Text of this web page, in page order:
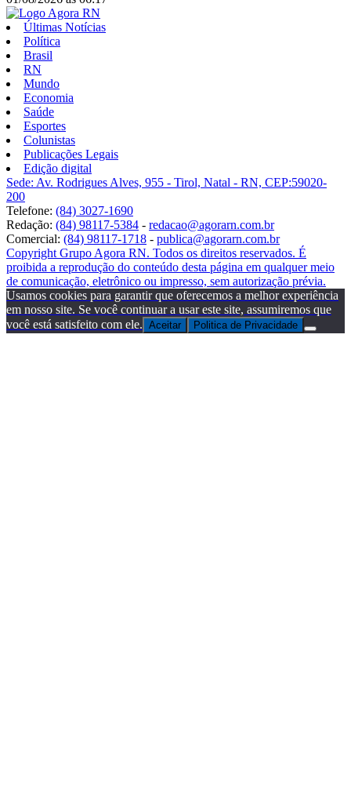
Últimas Notícias
Política
Brasil
RN
Mundo
Economia
Saúde
Esportes
Colunistas
Publicações Legais
Edição digital
Sede: Av. Rodrigues Alves, 955 - Tirol, Natal - RN, CEP:59020-
200
Telefone: (84) 3027-1690
Redação: (84) 98117-5384 - redacao@agorarn.com.br
Comercial: (84) 98117-1718 - publica@agorarn.com.br
Copyright Grupo Agora RN. Todos os direitos reservados. É
proibida a reprodução do conteúdo desta página em qualquer meio
de comunicação, eletrônico ou impresso, sem autorização prévia.
Usamos cookies para garantir que oferecemos a melhor experiência
em nosso site. Se você continuar a usar este site, assumiremos que
você está satisfeito com ele. Aceitar Politica de Privacidade